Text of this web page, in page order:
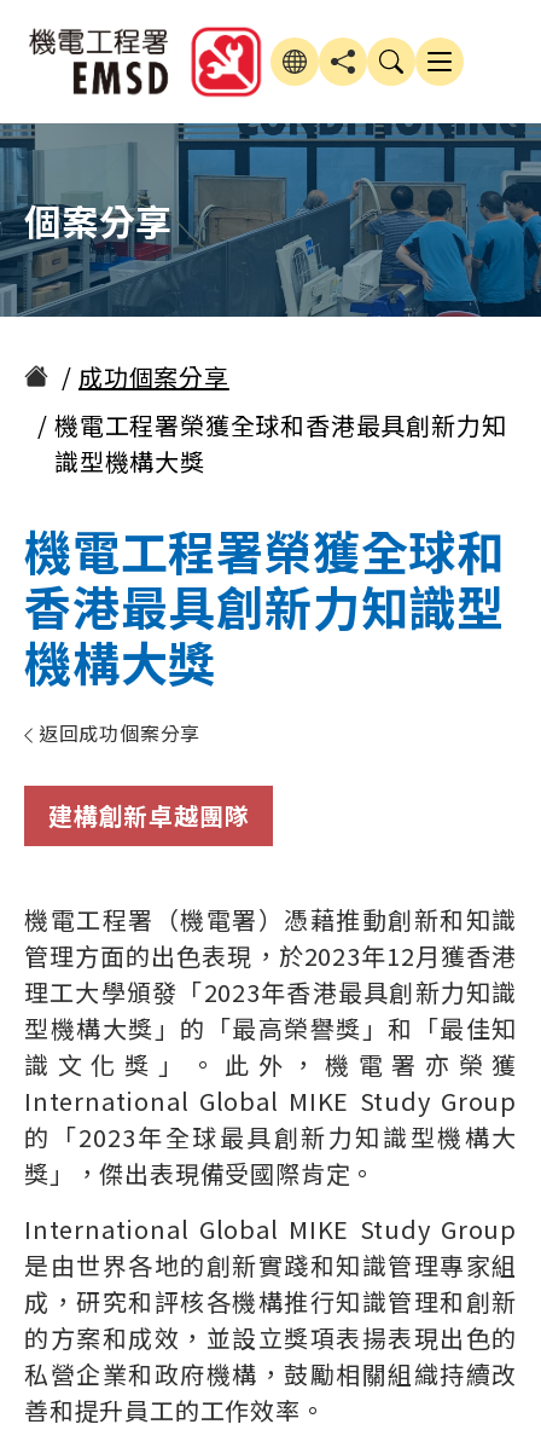
個案分享
成功個案分享
機電工程署榮獲全球和香港最具創新力知
識型機構大獎
機電工程署榮獲全球和
香港最具創新力知識型
機構大獎
返回成功個案分享
建構創新卓越團隊
機電工程署（機電署）憑藉推動創新和知識
管理方面的出色表現，於2023年12月獲香港
理工大學頒發「2023年香港最具創新力知識
型機構大獎」的「最高榮譽獎」和「最佳知
識文化獎」。此外，機電署亦榮獲
International Global MIKE Study Group
的「2023年全球最具創新力知識型機構大
獎」，傑出表現備受國際肯定。
International Global MIKE Study Group
是由世界各地的創新實踐和知識管理專家組
成，研究和評核各機構推行知識管理和創新
的方案和成效，並設立獎項表揚表現出色的
私營企業和政府機構，鼓勵相關組織持續改
善和提升員工的工作效率。